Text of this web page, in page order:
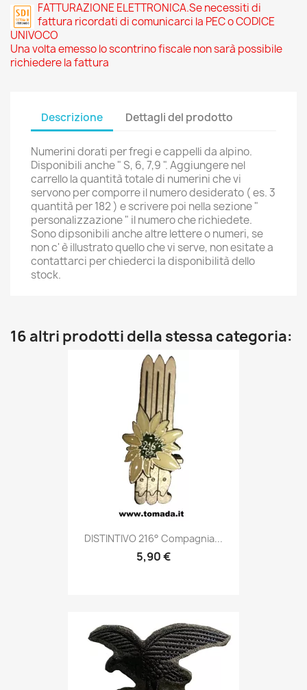
FATTURAZIONE ELETTRONICA.Se necessiti di
fattura ricordati di comunicarci la PEC o CODICE
UNIVOCO
Una volta emesso lo scontrino fiscale non sarà possibile
richiedere la fattura
Descrizione Dettagli del prodotto
Numerini dorati per fregi e cappelli da alpino.
Disponibili anche " S, 6, 7,9 ". Aggiungere nel
carrello la quantità totale di numerini che vi
servono per comporre il numero desiderato ( es. 3
quantità per 182 ) e scrivere poi nella sezione "
personalizzazione " il numero che richiedete.
Sono dipsonibili anche altre lettere o numeri, se
non c' è illustrato quello che vi serve, non esitate a
contattarci per chiederci la disponibilità dello
stock.
16 altri prodotti della stessa categoria:
Anteprima
DISTINTIVO 216° Compagnia...
5,90 €